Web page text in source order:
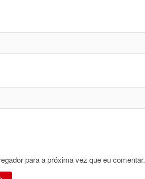
para a próxima vez que eu comentar.